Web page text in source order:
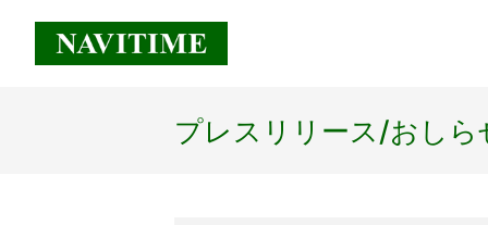
プレスリリース/おしら